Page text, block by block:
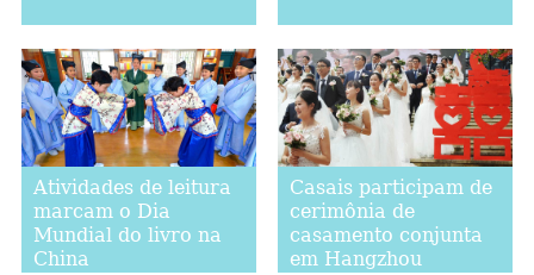
Atividades de leitura
marcam o Dia
Mundial do livro na
China
Casais participam de
cerimônia de
casamento conjunta
em Hangzhou